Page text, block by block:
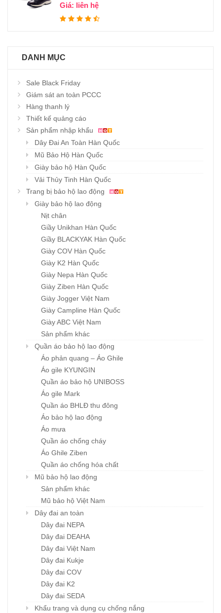
Giá: liên hệ
DANH MỤC
Sale Black Friday
Giám sát an toàn PCCC
Hàng thanh lý
Thiết kế quảng cáo
Sản phẩm nhập khẩu
Dây Đai An Toàn Hàn Quốc
Mũ Bảo Hộ Hàn Quốc
Giày bảo hộ Hàn Quốc
Vải Thủy Tinh Hàn Quốc
Trang bị bảo hộ lao động
Giày bảo hộ lao động
Nịt chân
Giầy Unikhan Hàn Quốc
Giầy BLACKYAK Hàn Quốc
Giày COV Hàn Quốc
Giày K2 Hàn Quốc
Giày Nepa Hàn Quốc
Giày Ziben Hàn Quốc
Giày Jogger Việt Nam
Giày Campline Hàn Quốc
Giày ABC Việt Nam
Sản phẩm khác
Quần áo bảo hộ lao động
Áo phản quang – Áo Ghile
Áo gile KYUNGIN
Quần áo bảo hộ UNIBOSS
Áo gile Mark
Quần áo BHLĐ thu đông
Áo bảo hộ lao động
Áo mưa
Quần áo chống cháy
Áo Ghile Ziben
Quần áo chống hóa chất
Mũ bảo hộ lao động
Sản phẩm khác
Mũ bảo hộ Việt Nam
Dây đai an toàn
Dây đai NEPA
Dây đai DEAHA
Dây đai Việt Nam
Dây đai Kukje
Dây đai COV
Dây đai K2
Dây đai SEDA
Khẩu trang và dụng cụ chống nắng